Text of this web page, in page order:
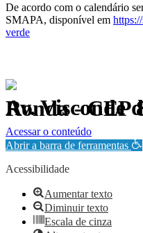
De acordo com o calendário
SMAPA, disponível em
verde
Av. Visconde de Taunay, 950 -
Política de Privacidade.
Acessar o conteúdo
Abrir a barra de ferramentas
Acessibilidade
Aumentar texto
Diminuir texto
Escala de cinza